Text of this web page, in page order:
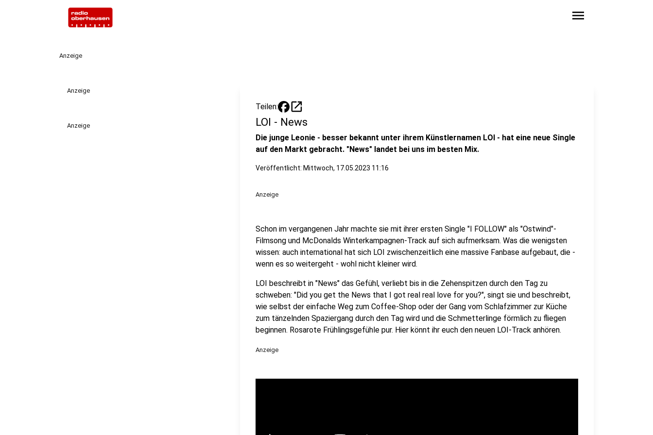
menu
Anzeige
Anzeige
Anzeige
Teilen: open_in_new
LOI - News
Die junge Leonie - besser bekannt unter ihrem Künstlernamen LOI - hat eine neue Single
auf den Markt gebracht. "News" landet bei uns im besten Mix.
Veröffentlicht: Mittwoch, 17.05.2023 11:16
Anzeige
Schon im vergangenen Jahr machte sie mit ihrer ersten Single "I FOLLOW" als "Ostwind"-
Filmsong und McDonalds Winterkampagnen-Track auf sich aufmerksam. Was die wenigsten
wissen: auch international hat sich LOI zwischenzeitlich eine massive Fanbase aufgebaut, die -
wenn es so weitergeht - wohl nicht kleiner wird.
LOI beschreibt in "News" das Gefühl, verliebt bis in die Zehenspitzen durch den Tag zu
schweben: "Did you get the News that I got real real love for you?", singt sie und beschreibt,
wie selbst der einfache Weg zum Coffee-Shop oder der Gang vom Schlafzimmer zur Küche
zum tänzelnden Spaziergang durch den Tag wird und die Schmetterlinge förmlich zu fliegen
beginnen. Rosarote Frühlingsgefühle pur. Hier könnt ihr euch den neuen LOI-Track anhören.
Anzeige